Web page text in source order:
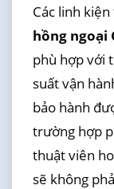
Các linh
hồng ngoại
phù hợp với
suất vận
bảo hành
trường hợp
thuật viên
sẽ không